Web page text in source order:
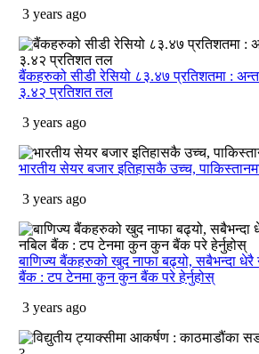
3 years ago
बैंकहरुको सीडी रेसियो ८३.४७ प्रतिशतमा :
३.४२ प्रतिशत तल
3 years ago
भारतीय सेयर बजार इतिहासकै उच्च, पाकिस्तानमा
3 years ago
बाणिज्य बैंकहरुको खुद नाफा बढ्यो, सबैभन्दा धेरै
बैंक : टप टेनमा कुन कुन बैंक परे हेर्नुहोस्
3 years ago